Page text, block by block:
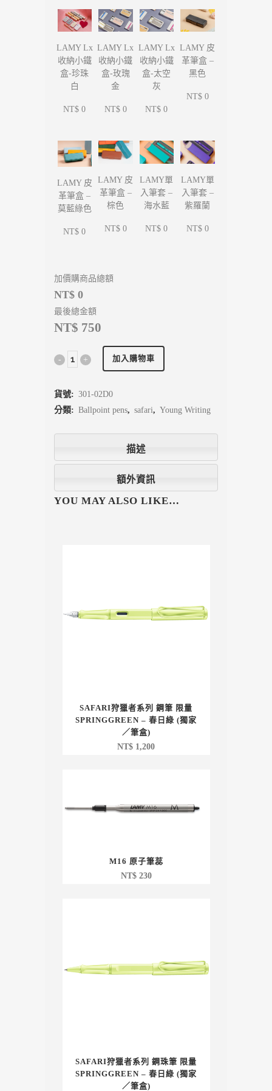
LAMY Lx
收納小鐵
盒-珍珠
白
NT$ 0
LAMY Lx
收納小鐵
盒-玫瑰
金
NT$ 0
LAMY Lx
收納小鐵
盒-太空
灰
NT$ 0
LAMY 皮
革筆盒 –
黑色
NT$ 0
LAMY 皮
革筆盒 –
莫藍綠色
NT$ 0
LAMY 皮
革筆盒 –
棕色
NT$ 0
LAMY單
入筆套 –
海水藍
NT$ 0
LAMY單
入筆套 –
紫羅蘭
NT$ 0
加價購商品總額
NT$ 0
最後總金額
NT$ 750
加入購物車
貨號: 301-02D0
分類: Ballpoint pens, safari, Young Writing
描述
額外資訊
YOU MAY ALSO LIKE…
SAFARI狩獵者系列 鋼筆 限量
SPRINGGREEN – 春日綠 (獨家
／筆盒)
NT$ 1,200
M16 原子筆蕊
NT$230
SAFARI狩獵者系列 鋼珠筆 限量
SPRINGGREEN – 春日綠 (獨家
／筆盒)